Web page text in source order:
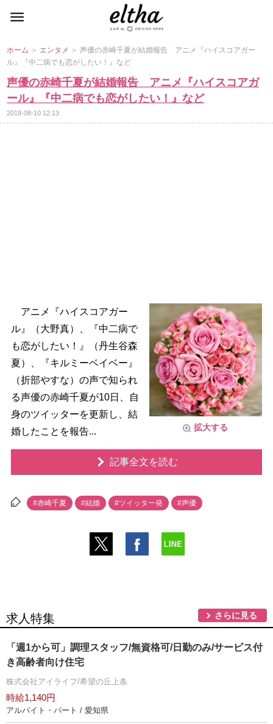
ホーム ＞ エンタメ ＞ 声優の赤崎千夏が結婚報告 アニメ『ハイスコアガー
ル』『中二病でも恋がしたい！』など
声優の赤崎千夏が結婚報告 アニメ『ハイスコアガ
ール』『中二病でも恋がしたい！』など
2018-08-10 12:13
拡大する
アニメ『ハイスコアガー
ル』（大野真）、『中二病で
も恋がしたい！』（丹生谷森
夏）、『キルミーベイベー』
（折部やすな）の声で知られ
る声優の赤崎千夏が10日、自
身のツイッターを更新し、結
婚したことを報告...
記事全文を読む
#赤崎千夏 #結婚 #ツイッター発 #声優
求人特集 さらに見る
「週1から可」調理スタッフ/無資格可/日勤のみ/サービス付
き高齢者向け住宅
株式会社アイライフ/希望の丘上条
時給1,140円
アルバイト・パート / 愛知県